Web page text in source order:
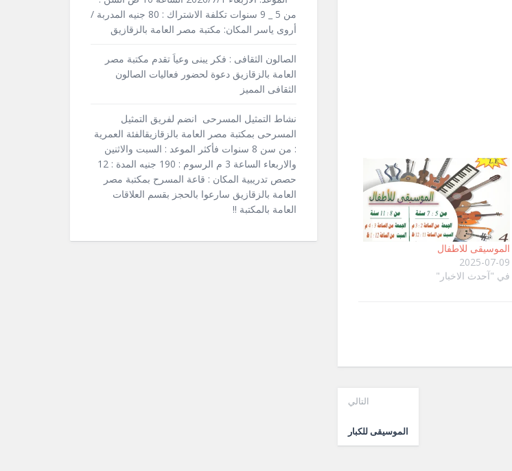
الموسيقى للاطفال
2025-07-09
في "آحدث الاخبار"
التالي
الموسيقى للكبار
من 5 _ 9 سنوات تكلفة الاشتراك : 80 جنيه المدربة /
أروى ياسر المكان: مكتبة مصر العامة بالزقازيق
الصالون الثقافى : فكر يبنى وعياَ تقدم مكتبة مصر
العامة بالزقازيق دعوة لحضور فعاليات الصالون
الثقافى المميز
نشاط التمثيل المسرحى انضم لفريق التمثيل
المسرحى بمكتبة مصر العامة بالزقازيقالفئة العمرية
: من سن 8 سنوات فأكثر الموعد : السبت والاثنين
والاربعاء الساعة 3 م الرسوم : 190 جنيه المدة : 12
حصص تدريبية المكان : قاعة المسرح بمكتبة مصر
العامة بالزقازيق سارعوا بالحجز بقسم العلاقات
العامة بالمكتبة !!